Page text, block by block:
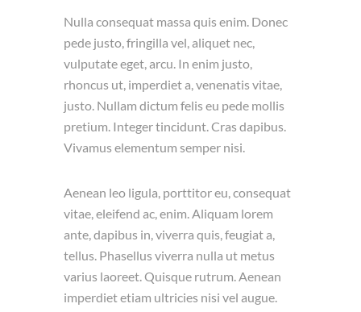
Nulla consequat massa quis enim. Donec
pede justo, fringilla vel, aliquet nec,
vulputate eget, arcu. In enim justo,
rhoncus ut, imperdiet a, venenatis vitae,
justo. Nullam dictum felis eu pede mollis
pretium. Integer tincidunt. Cras dapibus.
Vivamus elementum semper nisi.
Aenean leo ligula, porttitor eu, consequat
vitae, eleifend ac, enim. Aliquam lorem
ante, dapibus in, viverra quis, feugiat a,
tellus. Phasellus viverra nulla ut metus
varius laoreet. Quisque rutrum. Aenean
imperdiet etiam ultricies nisi vel augue.